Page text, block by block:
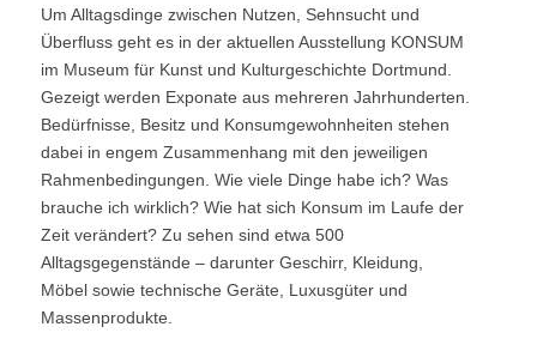
Um Alltagsdinge zwischen Nutzen, Sehnsucht und
Überfluss geht es in der aktuellen Ausstellung KONSUM
im Museum für Kunst und Kulturgeschichte Dortmund.
Gezeigt werden Exponate aus mehreren Jahrhunderten.
Bedürfnisse, Besitz und Konsumgewohnheiten stehen
dabei in engem Zusammenhang mit den jeweiligen
Rahmenbedingungen. Wie viele Dinge habe ich? Was
brauche ich wirklich? Wie hat sich Konsum im Laufe der
Zeit verändert? Zu sehen sind etwa 500
Alltagsgegenstände – darunter Geschirr, Kleidung,
Möbel sowie technische Geräte, Luxusgüter und
Massenprodukte.